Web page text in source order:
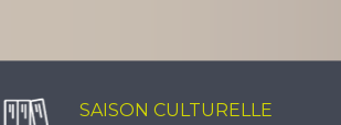
SAISON CULTURELLE